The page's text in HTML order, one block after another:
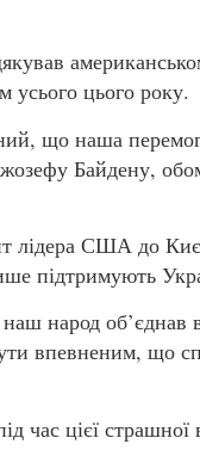
усього цього року.
що наша
Байдену,
лідера США до
підтримують
народ об’єднав
впевненим, що
час цієї страшної